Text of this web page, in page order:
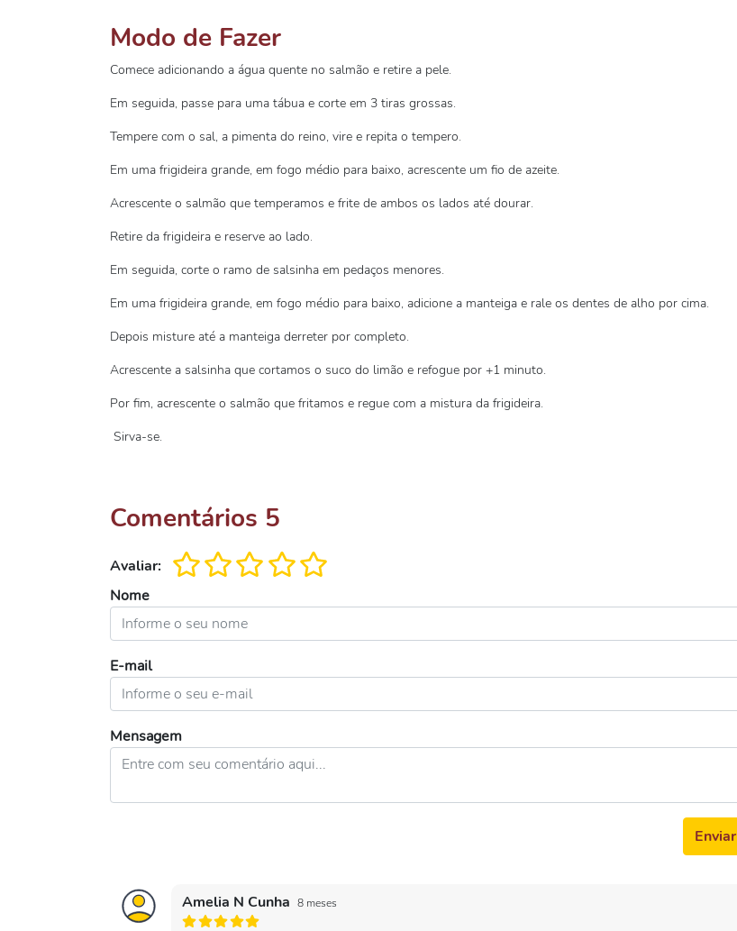
Modo de Fazer
Comece adicionando a água quente no salmão e retire a pele.
Em seguida, passe para uma tábua e corte em 3 tiras grossas.
Tempere com o sal, a pimenta do reino, vire e repita o tempero.
Em uma frigideira grande, em fogo médio para baixo, acrescente um fio de azeite.
Acrescente o salmão que temperamos e frite de ambos os lados até dourar.
Retire da frigideira e reserve ao lado.
Em seguida, corte o ramo de salsinha em pedaços menores.
Em uma frigideira grande, em fogo médio para baixo, adicione a manteiga e rale os dentes de alho por cima.
Depois misture até a manteiga derreter por completo.
Acrescente a salsinha que cortamos o suco do limão e refogue por +1 minuto.
Por fim, acrescente o salmão que fritamos e regue com a mistura da frigideira.
Sirva-se.
Comentários 5
Avaliar:
Nome
E-mail
Mensagem
Enviar
Amelia N Cunha 8 meses